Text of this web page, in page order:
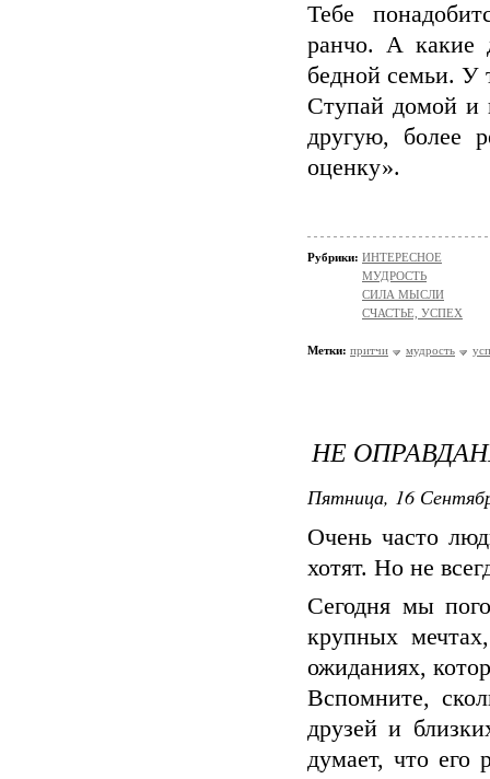
Тебе
ранчо. А какие
бедной семьи. У
Ступай домой и
другую, более
оценку».
Рубрики: ИНТЕРЕСНОЕ
МУДРОСТЬ
СИЛА МЫСЛИ
СЧАСТЬЕ, УСПЕХ
Метки: притчи мудрость
НЕ
Пятница, 16
Очень часто
хотят. Но не
Сегодня мы
крупных
ожиданиях,
Вспомните,
друзей и
думает, что его